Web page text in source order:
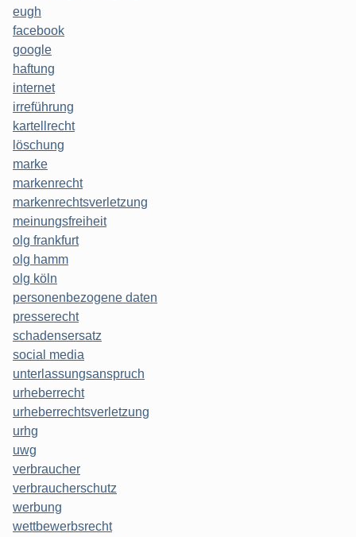
eugh
facebook
google
haftung
internet
irreführung
kartellrecht
löschung
marke
markenrecht
markenrechtsverletzung
meinungsfreiheit
olg frankfurt
olg hamm
olg köln
personenbezogene daten
presserecht
schadensersatz
social media
unterlassungsanspruch
urheberrecht
urheberrechtsverletzung
urhg
uwg
verbraucher
verbraucherschutz
werbung
wettbewerbsrecht